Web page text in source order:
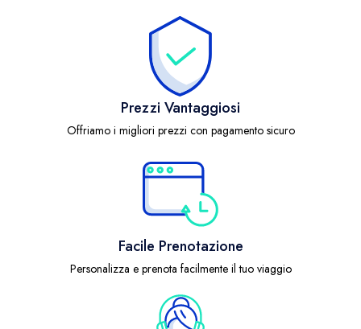
Prezzi Vantaggiosi
Offriamo i migliori prezzi con pagamento sicuro
Facile Prenotazione
Personalizza e prenota facilmente il tuo viaggio